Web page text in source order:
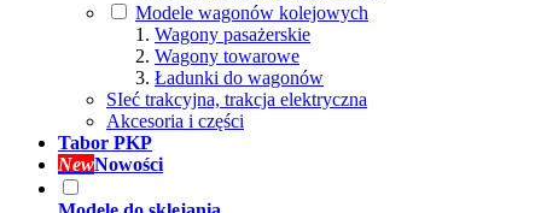
Modele wagonów kolejowych
Wagony pasażerskie
Wagony towarowe
Ładunki do wagonów
SIeć trakcyjna, trakcja elektryczna
Akcesoria i części
Tabor PKP
NewNowości